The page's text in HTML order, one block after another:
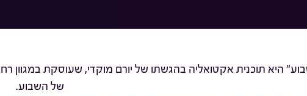
היא תוכנית אקטואליה בהגשתו של יורם מוקדי, שעוסקת במגוון
של השבוע.